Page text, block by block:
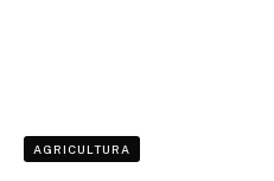
AGRICULTURA